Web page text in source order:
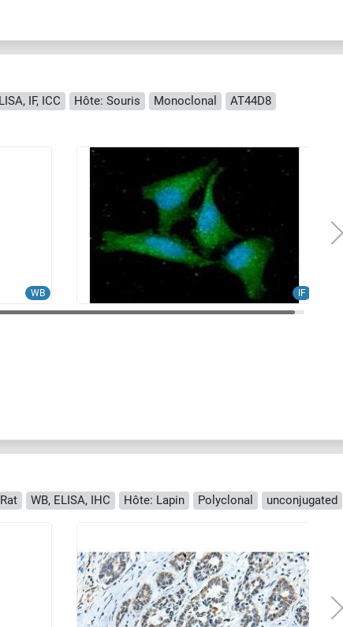
IF, ICC Hôte: Souris Monoclonal
AT44D8
WB IF
WB, ELISA, IHC Hôte: Lapin Polyclonal unconjugated